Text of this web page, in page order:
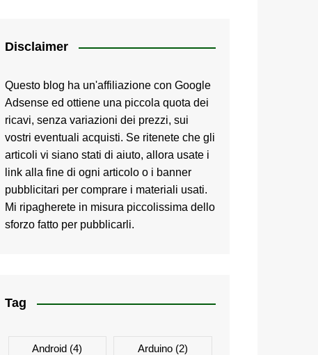
Disclaimer
Questo blog ha un'affiliazione con Google
Adsense ed ottiene una piccola quota dei
ricavi, senza variazioni dei prezzi, sui
vostri eventuali acquisti. Se ritenete che gli
articoli vi siano stati di aiuto, allora usate i
link alla fine di ogni articolo o i banner
pubblicitari per comprare i materiali usati.
Mi ripagherete in misura piccolissima dello
sforzo fatto per pubblicarli.
Tag
Android (4) Arduino (2)